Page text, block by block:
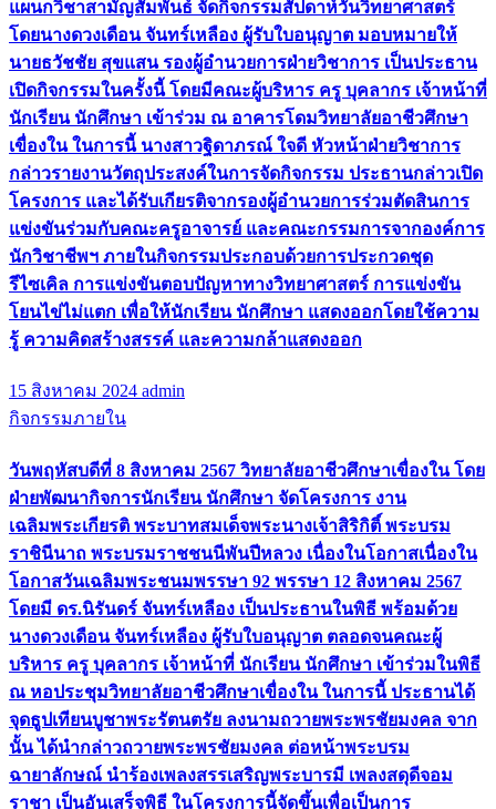
แผนกวิชาสามัญสัมพันธ์ จัดกิจกรรมสัปดาห์วันวิทยาศาสตร์
โดยนางดวงเดือน จันทร์เหลือง ผู้รับใบอนุญาต มอบหมายให้
นายธวัชชัย สุขแสน รองผู้อำนวยการฝ่ายวิชาการ เป็นประธาน
เปิดกิจกรรมในครั้งนี้ โดยมีคณะผู้บริหาร ครู บุคลากร เจ้าหน้าที่
นักเรียน นักศึกษา เข้าร่วม ณ อาคารโดมวิทยาลัยอาชีวศึกษา
เขื่องใน ในการนี้ นางสาวฐิดาภรณ์ ใจดี หัวหน้าฝ่ายวิชาการ
กล่าวรายงานวัตถุประสงค์ในการจัดกิจกรรม ประธานกล่าวเปิด
โครงการ และได้รับเกียรติจากรองผู้อำนวยการร่วมตัดสินการ
แข่งขันร่วมกับคณะครูอาจารย์ และคณะกรรมการจากองค์การ
นักวิชาชีพฯ ภายในกิจกรรมประกอบด้วยการประกวดชุด
รีไซเคิล การแข่งขันตอบปัญหาทางวิทยาศาสตร์ การแข่งขัน
โยนไข่ไม่แตก เพื่อให้นักเรียน นักศึกษา แสดงออกโดยใช้ความ
รู้ ความคิดสร้างสรรค์ และความกล้าแสดงออก
15 สิงหาคม 2024 admin
กิจกรรมภายใน
วันพฤหัสบดีที่ 8 สิงหาคม 2567 วิทยาลัยอาชีวศึกษาเขื่องใน โดย
ฝ่ายพัฒนากิจการนักเรียน นักศึกษา จัดโครงการ งาน
เฉลิมพระเกียรติ พระบาทสมเด็จพระนางเจ้าสิริกิติ์ พระบรม
ราชินีนาถ พระบรมราชชนนีพันปีหลวง เนื่องในโอกาสเนื่องใน
โอกาสวันเฉลิมพระชนมพรรษา 92 พรรษา 12 สิงหาคม 2567
โดยมี ดร.นิรันดร์ จันทร์เหลือง เป็นประธานในพิธี พร้อมด้วย
นางดวงเดือน จันทร์เหลือง ผู้รับใบอนุญาต ตลอดจนคณะผู้
บริหาร ครู บุคลากร เจ้าหน้าที่ นักเรียน นักศึกษา เข้าร่วมในพิธี
ณ หอประชุมวิทยาลัยอาชีวศึกษาเขื่องใน ในการนี้ ประธานได้
จุดธูปเทียนบูชาพระรัตนตรัย ลงนามถวายพระพรชัยมงคล จาก
นั้น ได้นำกล่าวถวายพระพรชัยมงคล ต่อหน้าพระบรม
ฉายาลักษณ์ นำร้องเพลงสรรเสริญพระบารมี เพลงสดุดีจอม
ราชา เป็นอันเสร็จพิธี ในโครงการนี้จัดขึ้นเพื่อเป็นการ